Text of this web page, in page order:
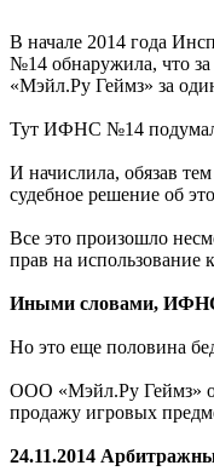
В начале 2014 года
№14 обнаружила, что
«Мэйл.Ру Геймз» за
Тут ИФНС №14
И начислила, обязав
судебное решение об
Все это произошло
прав на
Иными словами, ИФНС
Но это еще половина
ООО «Мэйл.Ру Геймз»
продажу игровых
24.11.2014